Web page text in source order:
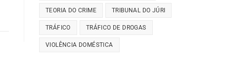
TEORIA DO CRIME TRIBUNAL DO JÚRI
TRÁFICO TRÁFICO DE DROGAS
VIOLÊNCIA DOMÉSTICA